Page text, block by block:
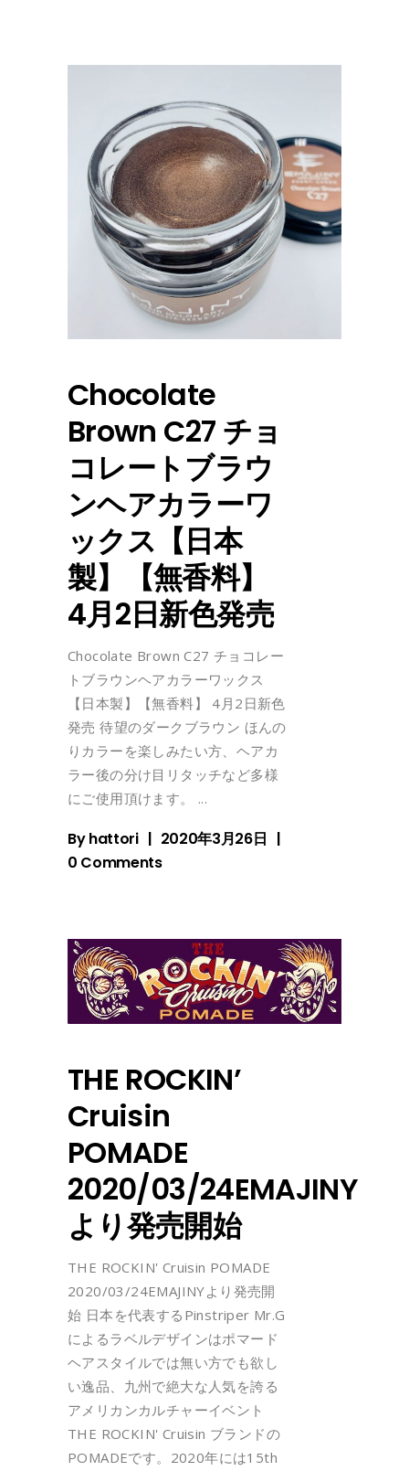
Chocolate
Brown C27 チョ
コレートブラウ
ンヘアカラーワ
ックス【日本
製】【無香料】
4月2日新色発売
Chocolate Brown C27 チョコレー
トブラウンヘアカラーワックス
【日本製】【無香料】 4月2日新色
発売 待望のダークブラウン ほんの
りカラーを楽しみたい方、ヘアカ
ラー後の分け目リタッチなど多様
にご使用頂けます。
Byhattori
2020年3月26日
0 Comments
THE ROCKIN’
Cruisin
POMADE
2020/03/24EMAJINY
より発売開始
THE ROCKIN' Cruisin POMADE
2020/03/24EMAJINYより発売開
始 日本を代表するPinstriper Mr.G
によるラベルデザインはポマード
ヘアスタイルでは無い方でも欲し
い逸品、九州で絶大な人気を誇る
アメリカンカルチャーイベント
THE ROCKIN' Cruisin ブランドの
POMADEです。2020年には15th